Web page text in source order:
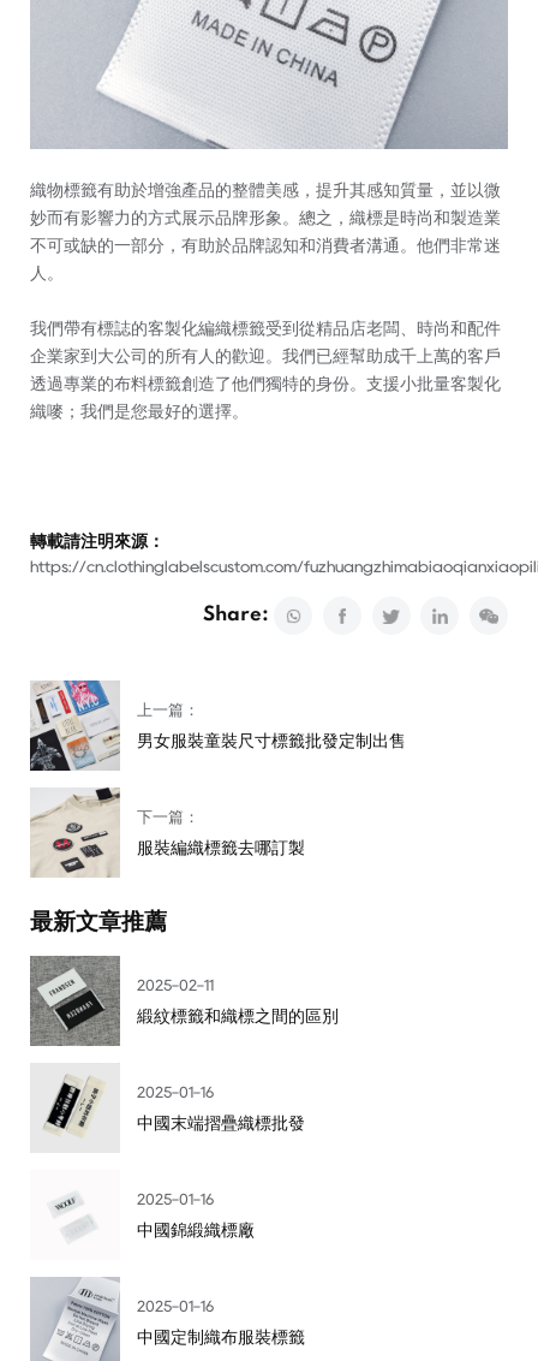
織物標籤有助於增強產品的整體美感，提升其感知質量，並以微
妙而有影響力的方式展示品牌形象。總之，織標是時尚和製造業
不可或缺的一部分，有助於品牌認知和消費者溝通。他們非常迷
人。
我們帶有標誌的客製化編織標籤受到從精品店老闆、時尚和配件
企業家到大公司的所有人的歡迎。我們已經幫助成千上萬的客戶
透過專業的布料標籤創造了他們獨特的身份。支援小批量客製化
織嘜；我們是您最好的選擇。
轉載請注明來源：
https://cn.clothinglabelscustom.com/
Share:
上一篇：
男女服裝童裝尺寸標籤批發定制出售
下一篇：
服裝編織標籤去哪訂製
最新文章推薦
2025-02-11
緞紋標籤和織標之間的區別
2025-01-16
中國末端摺疊織標批發
2025-01-16
中國錦緞織標廠
2025-01-16
中國定制織布服裝標籤